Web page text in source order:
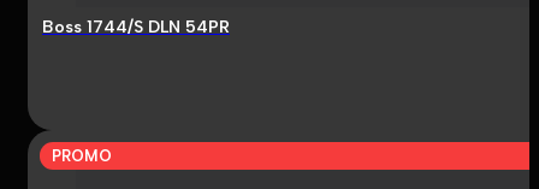
Boss 1744/S DLN 54PR
PROMO